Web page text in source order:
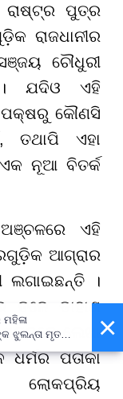
ପୁତ୍ର
ରାଜଧାନୀର
ଚୌଧୁରୀ
ଯଦିଓ ଏହି
କୌଣସି
ତଥାପି ଏହା
ଏକ ନୂଆ ବିତର୍କ
ଏହି
ଆଗ୍ରାର
ଲଗାଇଛନ୍ତି ।
ଡାହାଣ
ଲେଖା
ପତାକା
×
ମହିଳା
ଝୁଲନ୍ତା ମୃତଦେହ